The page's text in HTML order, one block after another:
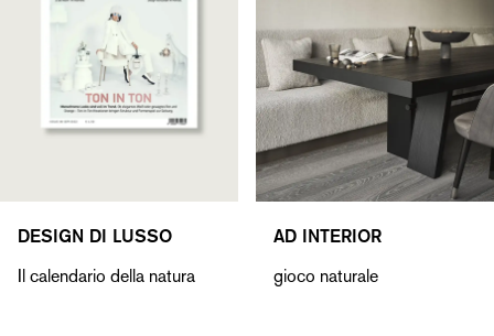
DESIGN DI LUSSO
Il calendario della natura
AD INTERIOR
gioco naturale